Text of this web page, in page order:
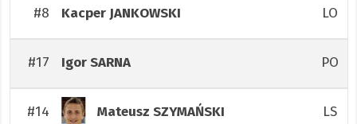
#8 Kacper JANKOWSKI LO
#17 IgorSARNA PO
#14 Mateusz SZYMAŃSKI LS